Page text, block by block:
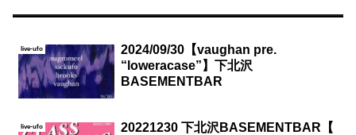
live-ufo
2024/09/30【vaughan pre.
“loweracase”】下北沢
BASEMENTBAR
live-ufo
20221230 下北沢BASEMENTBAR【